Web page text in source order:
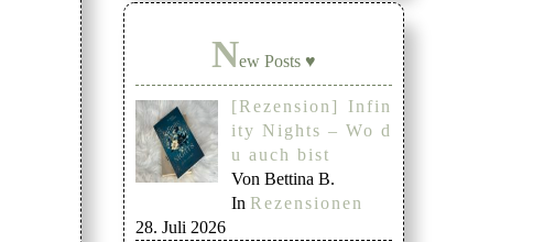
New Posts ♥
[Rezension] Infin
ity Nights – Wo d
u auch bist
Von Bettina B.
In Rezensionen
28. Juli 2026